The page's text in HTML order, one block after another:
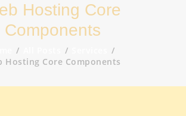
Hosting Core
Components
Hosting Core Components
FLUGHAFEN
K.M.E.